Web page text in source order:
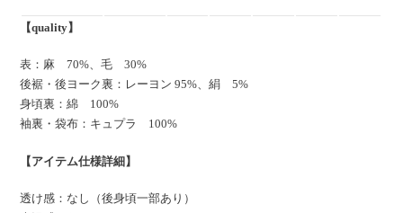
【quality】
表：麻 70%、毛 30%
後裾・後ヨーク裏：レーヨン 95%、絹 5%
身頃裏：綿 100%
袖裏・袋布：キュプラ 100%
【アイテム仕様詳細】
透け感：なし（後身頃一部あり）